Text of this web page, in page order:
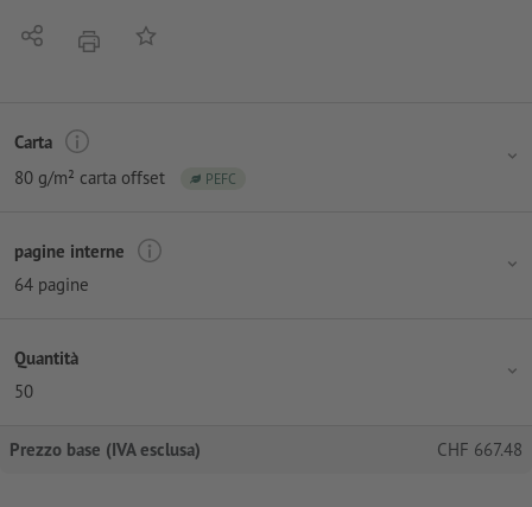
Condividistamparealla lista preferiti
Carta
80 g/m² carta offset
PEFC
pagine interne
64 pagine
Quantità
50
Prezzo base (IVA esclusa) CHF 667.48